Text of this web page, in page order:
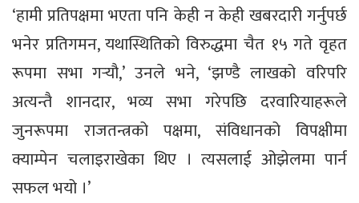
‘हामी प्रतिपक्षमा भएता पनि केही न केही खबरदारी गर्नुपर्छ
भनेर प्रतिगमन, यथास्थितिको विरुद्धमा चैत १५ गते वृहत
रूपमा सभा गर्‍यौ,’ उनले भने, ‘झण्डै लाखको वरिपरि
अत्यन्तै शानदार, भव्य सभा गरेपछि दरवारियाहरूले
जुनरूपमा राजतन्त्रको पक्षमा, संविधानको विपक्षीमा
क्याम्पेन चलाइराखेका थिए । त्यसलाई ओझेलमा पार्न
सफल भयो ।’